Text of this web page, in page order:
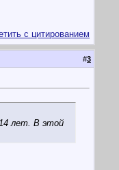
#3
лет. В этой